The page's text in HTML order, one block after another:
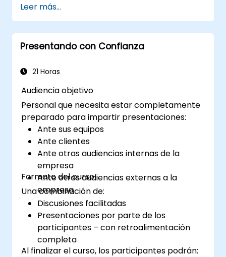
Preparar diapositivas de PowerPoint que
complementen y fortalezcan una
presentación.
Crear una conexión con la audiencia que
idea, propuesta, producto o servicio.
Leer más...
Presentando con Confianza
21 Horas
Audiencia objetivo
Personal que necesita estar completamente
preparado para impartir presentaciones:
Ante sus equipos
Ante clientes
Ante otras audiencias internas de la
empresa
Ante otras audiencias externas a la
empresa
Formato del curso
Una combinación de:
Discusiones facilitadas
Presentaciones por parte de los
participantes – con retroalimentación
completa
Al finalizar el curso, los participantes podrán: